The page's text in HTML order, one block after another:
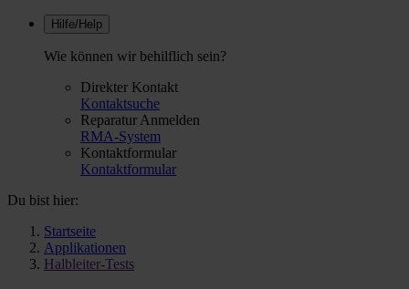
Hilfe/Help
Wie können wir behilflich sein?
Direkter Kontakt
Kontaktsuche
Reparatur Anmelden
RMA-System
Kontaktformular
Kontaktformular
Du bist hier:
Startseite
Applikationen
Halbleiter-Tests